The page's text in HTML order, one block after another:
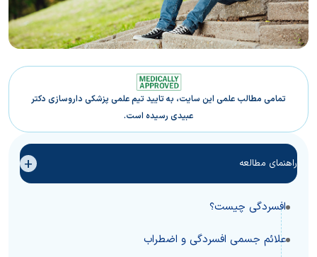
تمامی مطالب علمی این سایت، به تایید تیم علمی پزشکی داروسازی دکتر
عبیدی رسیده است.
راهنمای مطالعه +
افسردگی چیست؟
علائم جسمی افسردگی و اضطراب